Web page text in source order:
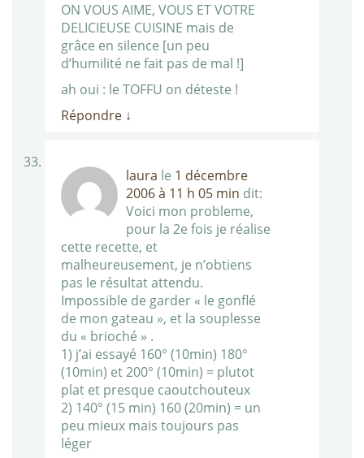
ON VOUS AIME, VOUS ET VOTRE
DELICIEUSE CUISINE mais de
grâce en silence [un peu
d’humilité ne fait pas de mal !]
ah oui : le TOFFU on déteste !
Répondre ↓
laura le 1 décembre
2006 à 11 h 05 min dit:
Voici mon probleme,
pour la 2e fois je réalise
cette recette, et
malheureusement, je n’obtiens
pas le résultat attendu.
Impossible de garder « le gonflé
de mon gateau », et la souplesse
du « brioché » .
1) j’ai essayé 160° (10min) 180°
(10min) et 200° (10min) = plutot
plat et presque caoutchouteux
2) 140° (15 min) 160 (20min) = un
peu mieux mais toujours pas
léger